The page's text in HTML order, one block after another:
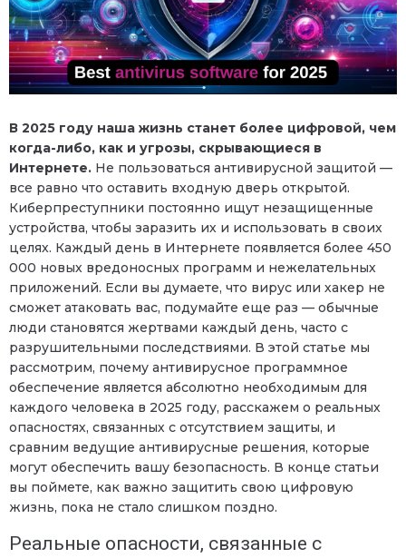
В 2025 году наша жизнь станет более цифровой, чем
когда-либо, как и угрозы, скрывающиеся в
Интернете. Не пользоваться антивирусной защитой —
все равно что оставить входную дверь открытой.
Киберпреступники постоянно ищут незащищенные
устройства, чтобы заразить их и использовать в своих
целях. Каждый день в Интернете появляется более 450
000 новых вредоносных программ и нежелательных
приложений. Если вы думаете, что вирус или хакер не
сможет атаковать вас, подумайте еще раз — обычные
люди становятся жертвами каждый день, часто с
разрушительными последствиями. В этой статье мы
рассмотрим, почему антивирусное программное
обеспечение является абсолютно необходимым для
каждого человека в 2025 году, расскажем о реальных
опасностях, связанных с отсутствием защиты, и
сравним ведущие антивирусные решения, которые
могут обеспечить вашу безопасность. В конце статьи
вы поймете, как важно защитить свою цифровую
жизнь, пока не стало слишком поздно.
Реальные опасности, связанные с